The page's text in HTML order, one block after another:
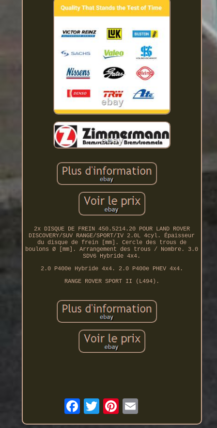
2x DISQUE DE FREIN 450.5214.20 POUR LAND ROVER
DISCOVERY/SUV RANGE/SPORT/IV 2.0L 4cyl. Épaisseur
du disque de frein [mm]. Cercle des trous de
boulons Ø [mm]. Arrangement des trous / Nombre. 3.0
SDV6 Hybride 4x4.
2.0 P400e Hybride 4x4. 2.0 P400e PHEV 4x4.
RANGE ROVER SPORT II (L494).